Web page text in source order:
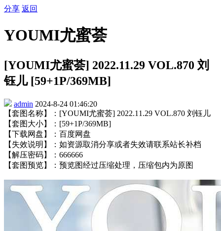
分享 返回
YOUMI尤蜜荟
[YOUMI尤蜜荟] 2022.11.29 VOL.870 刘
钰儿 [59+1P/369MB]
admin 2024-8-24 01:46:20
【套图名称】：[YOUMI尤蜜荟] 2022.11.29 VOL.870 刘钰儿
【套图大小】：[59+1P/369MB]
【下载网盘】：百度网盘
【失效说明】：如资源取消分享或者失效请联系站长补档
【解压密码】：666666
【套图预览】：预览图经过压缩处理，压缩包内为原图